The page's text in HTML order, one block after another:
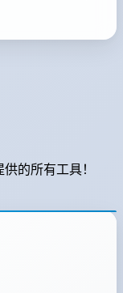
的所有工具！